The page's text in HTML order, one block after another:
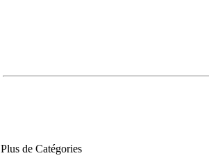
Plus de Catégories